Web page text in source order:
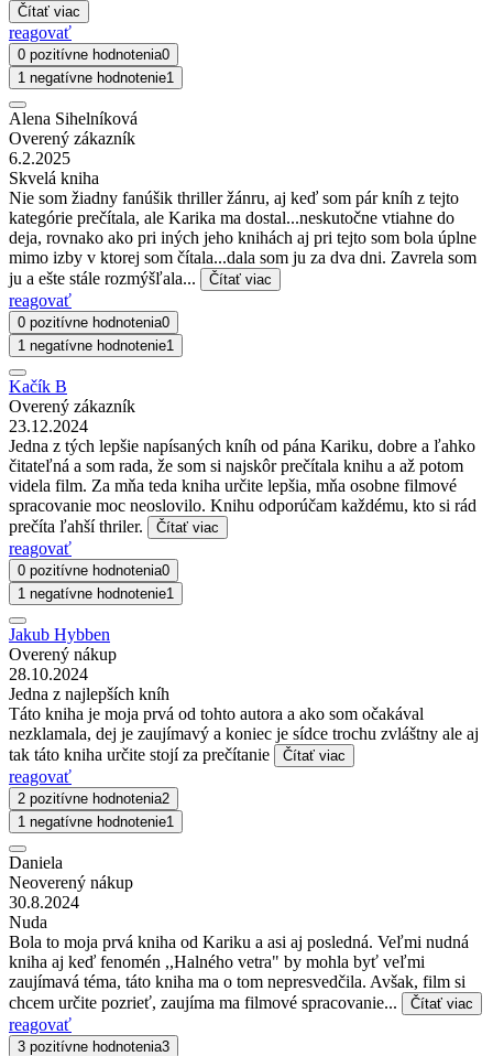
Čítať viac
reagovať
0 pozitívne hodnotenia0
1 negatívne hodnotenie1
Alena Sihelníková
Overený zákazník
6.2.2025
Skvelá kniha
Nie som žiadny fanúšik thriller žánru, aj keď som pár kníh z tejto
kategórie prečítala, ale Karika ma dostal...neskutočne vtiahne do
deja, rovnako ako pri iných jeho knihách aj pri tejto som bola úplne
mimo izby v ktorej som čítala...dala som ju za dva dni. Zavrela som
ju a ešte stále rozmýšľala...
Čítať viac
reagovať
0 pozitívne hodnotenia0
1 negatívne hodnotenie1
Kačík B
Overený zákazník
23.12.2024
Jedna z tých lepšie napísaných kníh od pána Kariku, dobre a ľahko
čitateľná a som rada, že som si najskôr prečítala knihu a až potom
videla film. Za mňa teda kniha určite lepšia, mňa osobne filmové
spracovanie moc neoslovilo. Knihu odporúčam každému, kto si rád
prečíta ľahší thriler.
Čítať viac
reagovať
0 pozitívne hodnotenia0
1 negatívne hodnotenie1
Jakub Hybben
Overený nákup
28.10.2024
Jedna z najlepších kníh
Táto kniha je moja prvá od tohto autora a ako som očakával
nezklamala, dej je zaujímavý a koniec je sídce trochu zvláštny ale aj
tak táto kniha určite stojí za prečítanie
Čítať viac
reagovať
2 pozitívne hodnotenia2
1 negatívne hodnotenie1
Daniela
Neoverený nákup
30.8.2024
Nuda
Bola to moja prvá kniha od Kariku a asi aj posledná. Veľmi nudná
kniha aj keď fenomén ,,Halného vetra" by mohla byť veľmi
zaujímavá téma, táto kniha ma o tom nepresvedčila. Avšak, film si
chcem určite pozrieť, zaujíma ma filmové spracovanie...
Čítať viac
reagovať
3 pozitívne hodnotenia3